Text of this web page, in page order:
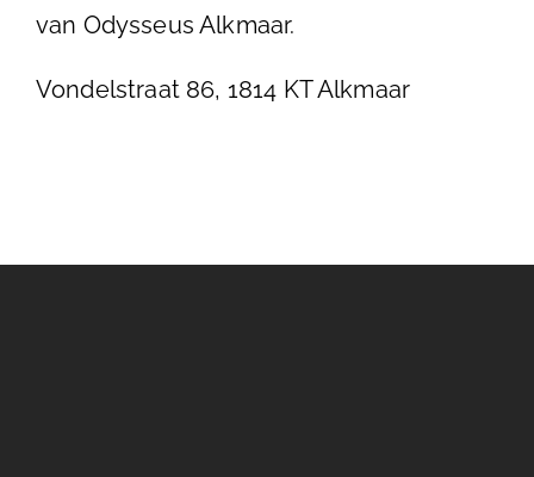
van Odysseus Alkmaar.
Vondelstraat 86, 1814 KT Alkmaar